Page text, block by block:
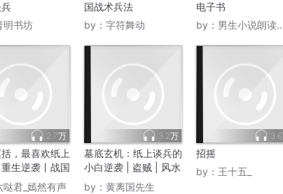
明书坊
国战术兵法
by： 字符舞动
电子书
by： 男生小说朗读机_奇迹
2.7万
，最喜欢纸上
生逆袭丨战国
史丨多人有声
哒君_嫣然有声
3.2万
墓底玄机：纸上谈兵的
小白逆袭 | 盗贼 | 风水
师 | 真人
by： 黄离国先生
招摇
by： 王十五_